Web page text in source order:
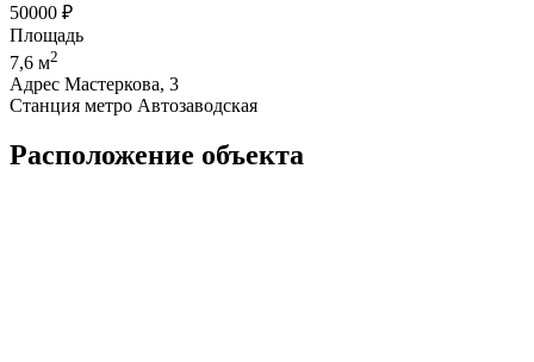
50000 ₽
Площадь
7,6 м2
Адрес Мастеркова, 3
Станция метро Автозаводская
Расположение объекта